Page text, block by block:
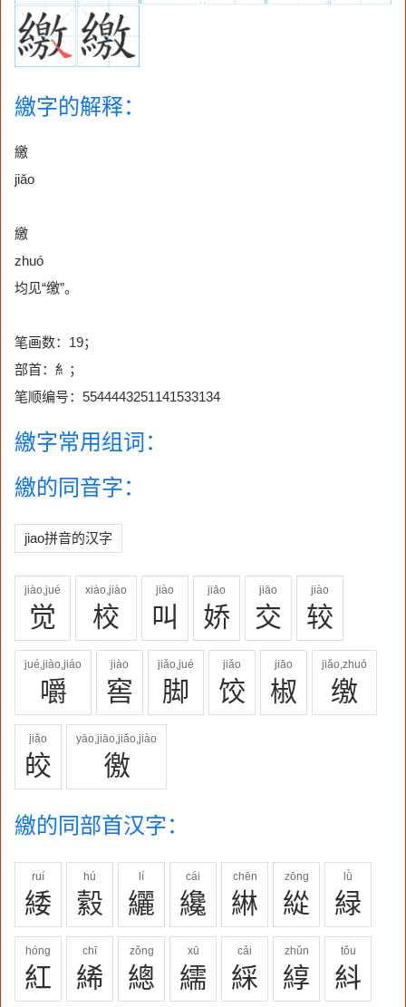
繳字的解释：
繳
jiǎo
繳
zhuó
均见“缴”。
笔画数：19；
部首：糹；
笔顺编号：5544443251141533134
繳字常用组词：
繳的同音字：
jiao拼音的汉字
jiào,jué
觉
xiào,jiào
校
jiào
叫
jiāo
娇
jiāo
交
jiào
较
jué,jiào,jiáo
嚼
jiào
窖
jiǎo,jué
脚
jiǎo
饺
jiāo
椒
jiǎo,zhuó
缴
jiǎo
皎
yāo,jiāo,jiǎo,jiào
徼
繳的同部首汉字：
ruí
緌
hú
縠
lí
纚
cái
纔
chēn
綝
zōng
緃
lǜ
緑
hóng
紅
chī
絺
zǒng
總
xū
繻
cǎi
綵
zhǔn
綧
tǒu
紏